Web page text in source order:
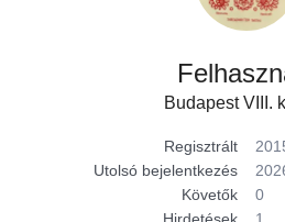
Budapest VIII.
Regisztrált
Utolsó bejelentkezés
Követők
0